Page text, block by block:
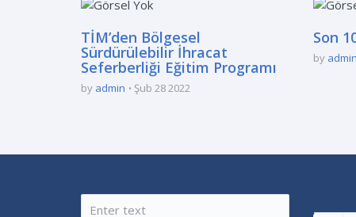
TİM’den Bölgesel
Sürdürülebilir İhracat
Seferberliği Eğitim Programı
by admin Şub 28 2022
Son
by admin